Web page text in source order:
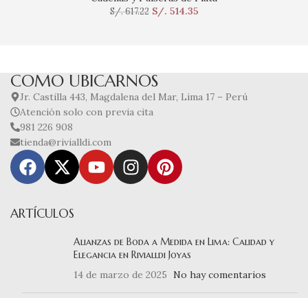
S/.617.22 S/. 514.35
COMO UBICARNOS
Jr. Castilla 443, Magdalena del Mar, Lima 17 – Perú
Atención solo con previa cita
981 226 908
tienda@rivialldi.com
ARTÍCULOS
Alianzas de Boda a Medida en Lima: Calidad y
Elegancia en Rivialldi Joyas
14 de marzo de 2025
No hay comentarios